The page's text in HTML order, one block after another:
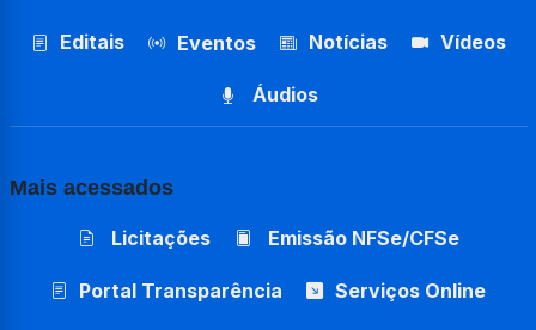
Editais Eventos Notícias Vídeos
Áudios
Mais acessados
Licitações Emissão NFSe/CFSe
Portal Transparência Serviços Online